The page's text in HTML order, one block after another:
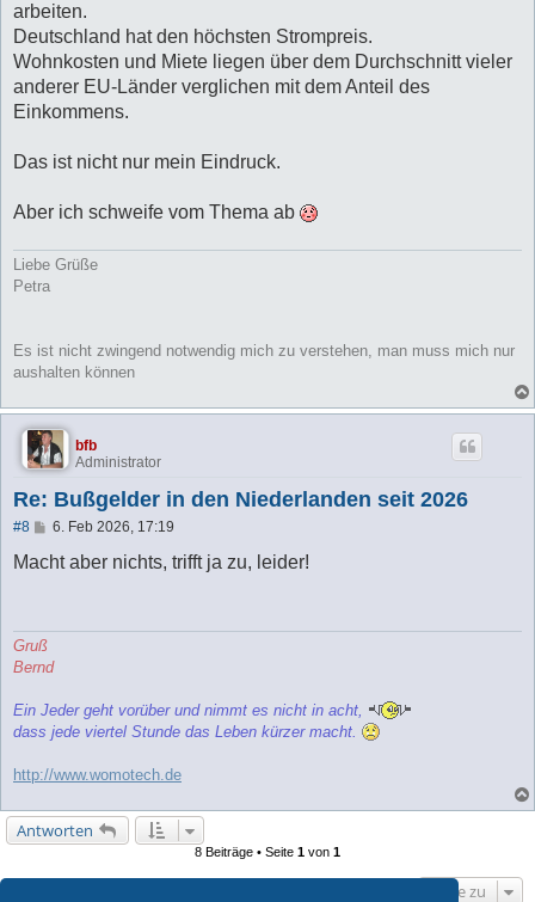
arbeiten.
Deutschland hat den höchsten Strompreis.
Wohnkosten und Miete liegen über dem Durchschnitt vieler
anderer EU-Länder verglichen mit dem Anteil des
Einkommens.
Das ist nicht nur mein Eindruck.
Aber ich schweife vom Thema ab
Liebe Grüße
Petra
Es ist nicht zwingend notwendig mich zu verstehen, man muss mich nur
aushalten können
bfb
Administrator
Re: Bußgelder in den Niederlanden seit 2026
#8
B
i
6. Feb 2026, 17:19
Macht aber nichts, trifft ja zu, leider!
Gruß
Bernd
Ein Jeder geht vorüber und nimmt es nicht in acht,
dass jede viertel Stunde das Leben kürzer macht.
http://www.womotech.de
Antworten
8 Beiträge • Seite 1 von 1
Gehe zu